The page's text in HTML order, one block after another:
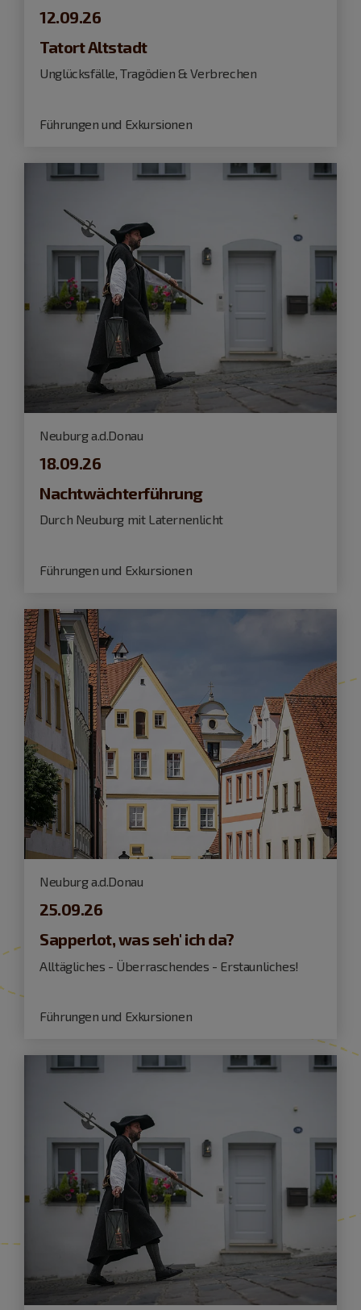
12.09.26
Tatort Altstadt
Unglücksfälle, Tragödien & Verbrechen
Führungen und Exkursionen
Neuburg a.d.Donau
18.09.26
Nachtwächterführung
Durch Neuburg mit Laternenlicht
Führungen und Exkursionen
Neuburg a.d.Donau
25.09.26
Sapperlot, was seh' ich da?
Alltägliches - Überraschendes - Erstaunliches!
Führungen und Exkursionen